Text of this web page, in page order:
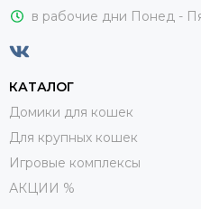
в рабочие дни Понед -
КАТАЛОГ
Домики для кошек
Для крупных кошек
Игровые комплексы
АКЦИИ %